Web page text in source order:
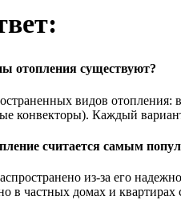
отопления существуют?
видов
конвекторы). Каждый
считается самым
из-за его
в частных домах и